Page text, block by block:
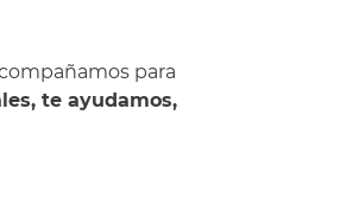
para
te ayudamos,